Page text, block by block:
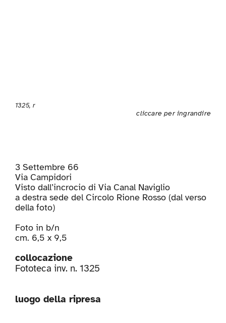
1325, r
cliccare per ingrandire
3 Settembre 66
Via Campidori
Visto dall’incrocio di Via Canal Naviglio
a destra sede del Circolo Rione Rosso (dal verso
della foto)
Foto in b/n
cm. 6,5 x 9,5
collocazione
Fototeca inv. n. 1325
luogo della ripresa